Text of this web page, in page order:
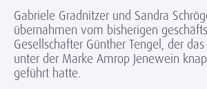
Gabriele Gradnitzer und Sandra
übernahmen vom bisherigen
Gesellschafter Günther Tengel, der
unter der Marke Amrop Jenewein
geführt hatte.